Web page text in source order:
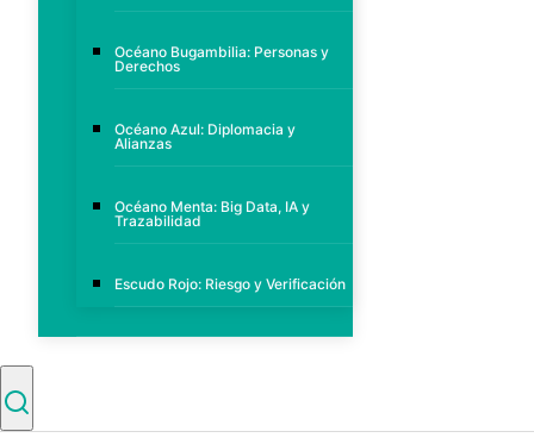
Océano Bugambilia: Personas y
Derechos
Océano Azul: Diplomacia y
Alianzas
Océano Menta: Big Data, IA y
Trazabilidad
Escudo Rojo: Riesgo y Verificación